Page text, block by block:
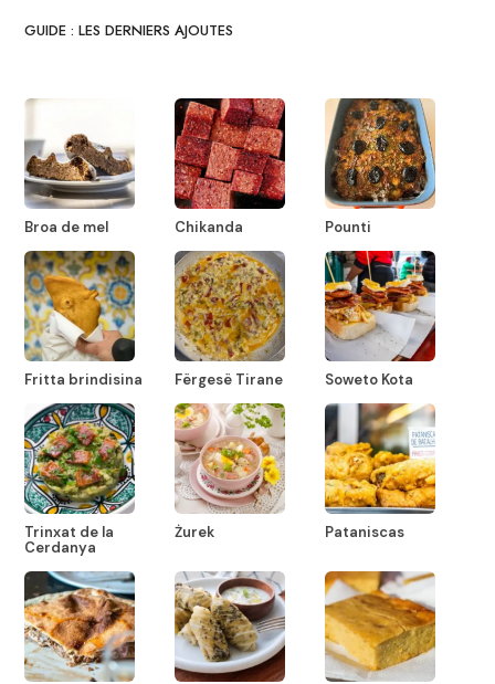
GUIDE : LES DERNIERS AJOUTES
Broa de mel Chikanda Pounti
Fritta brindisina Fërgesë Tirane Soweto Kota
Trinxat de la
Cerdanya
Żurek Pataniscas